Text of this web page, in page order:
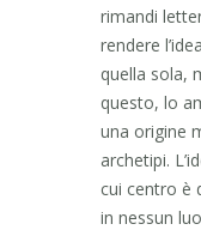
rimandi
rendere
quella sola,
questo, lo
una origine
archetipi.
cui centro è
in nessun